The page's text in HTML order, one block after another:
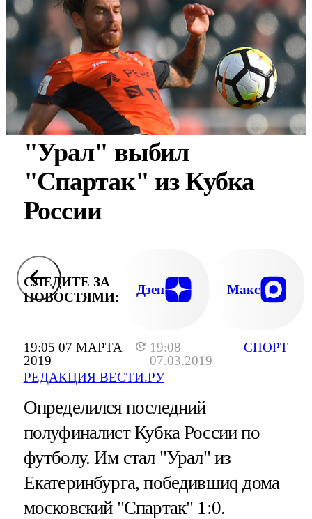
19:05 07 МАРТА
2019
19:08
07.03.2019
РЕДАКЦИЯ ВЕСТИ.РУ
СПОРТ
"Урал" выбил
"Спартак" из Кубка
России
СЛЕДИТЕ ЗА
НОВОСТЯМИ:
Дзен Макс
Определился последний
полуфиналист Кубка России по
футболу. Им стал "Урал" из
Екатеринбурга, победившиq дома
московский "Спартак" 1:0.